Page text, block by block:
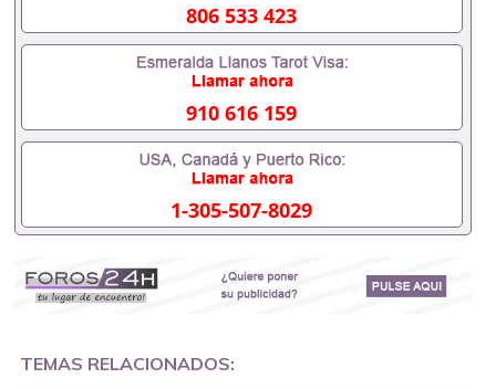
排。 国内找工作假的毕业证可以用吗551190476假的
毕业证成绩单可以办学历认证吗551190476要定居国
外需要办理什么材料551190476入职事业单位/国企假
的毕业证会查吗551190476入职国企/事业单位需要些
什么材料551190476办理假毕业证在国内能用吗, 挂科
拿不到毕业证怎么办, 毕业证丢了怎么办, 没有正常毕
业怎么办理毕业证,没毕业可以办学历认证吗,您是否
因为中途辍学、挂科而没有正常毕业551190476您是
否因为递交材料不齐而被拒之门外551190476您是否
因没正常毕业而导致回国得不到教育部认证在校挂科
了不想读了,成绩不理想毕不了业怎么办551190476找
551190476如何办理本科/硕士毕业证551190476网上
买文凭可靠吗551190476哪里可以买国外文凭
证551190476哪里可以制作美国毕业证551190476哪
806 533 423
910 616 159
1-305-507-8029
TEMAS RELACIONADOS: